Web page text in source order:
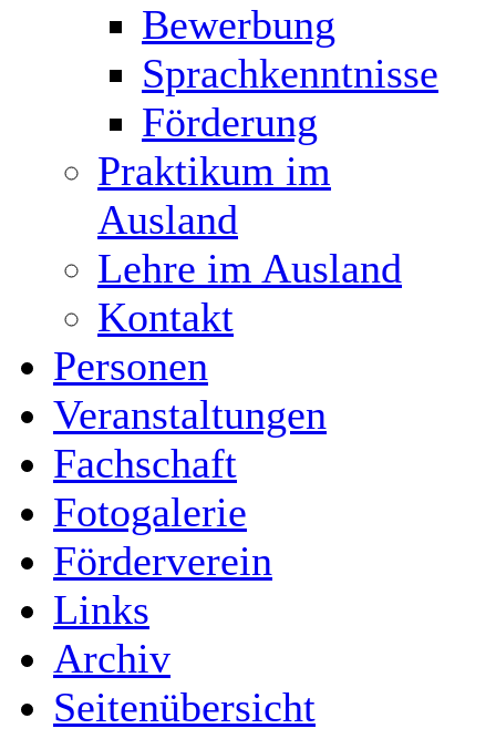
Bewerbung
Sprachkenntnisse
Förderung
Praktikum im
Ausland
Lehre im Ausland
Kontakt
Personen
Veranstaltungen
Fachschaft
Fotogalerie
Förderverein
Links
Archiv
Seitenübersicht